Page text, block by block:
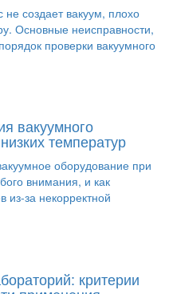
создает вакуум, плохо
Основные неисправности,
проверки вакуумного
вакуумного
температур
оборудование при
внимания, и как
из-за некорректной
критерии